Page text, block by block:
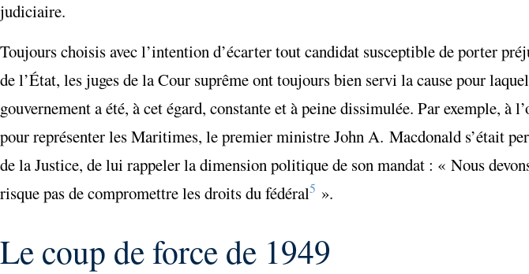
judiciaire.
Toujours choisis avec l’intention d’écarter tout candidat susceptible de porter
de l’État, les juges de la Cour suprême ont toujours bien servi la cause pour
gouvernement a été, à cet égard, constante et à peine dissimulée. Par exemple, à
pour représenter les Maritimes, le premier ministre John A. Macdonald s’était
de la Justice, de lui rappeler la dimension politique de son mandat : « Nous
risque pas de compromettre les droits du fédéral5 ».
Le coup de force de 1949